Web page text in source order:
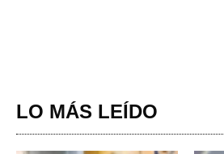
LO MÁS LEÍDO